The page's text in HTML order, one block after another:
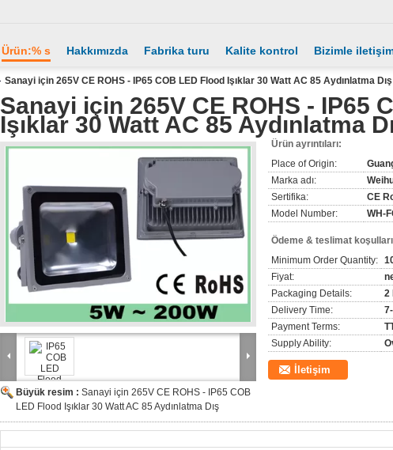
Ürün:% s Hakkımızda Fabrika turu Kalite kontrol Bizimle
Sanayi için 265V CE ROHS - IP65 COB LED Flood Işıklar 30 Watt AC 85 Aydınlatma Dış
Sanayi için 265V CE ROHS - IP65
Işıklar 30 Watt AC 85 Aydınlatma
Büyük resim : Sanayi için 265V CE ROHS - IP65 COB
LED Flood Işıklar 30 Watt AC 85 Aydınlatma Dış
Ürün ayrıntıları:
Place of Origin:
Marka adı:
Sertifika:
CE
Model Number:
WH-
Ödeme & teslimat
Minimum Order Quantity:
Fiyat:
Packaging Details:
2
Delivery Time:
Payment Terms:
Supply Ability:
İletişim